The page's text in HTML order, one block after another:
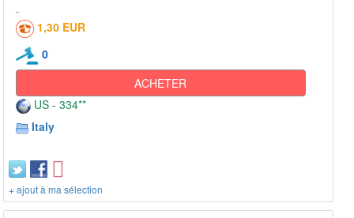
1,30 EUR
0
ACHETER
US - 334**
Italy
+ ajout à ma sélection